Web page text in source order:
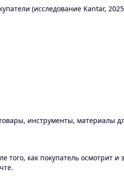
(исследование Kantar,
инструменты, материалы
как покупатель осмотрит